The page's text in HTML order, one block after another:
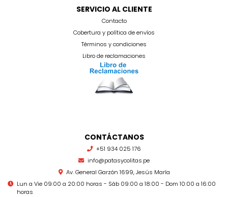
SERVICIO AL CLIENTE
Contacto
Cobertura y política de envíos
Términos y condiciones
Libro de reclamaciones
CONTÁCTANOS
+51 934 025 176
info@patasycolitas.pe
Av. General Garzón 1699, Jesús María
Lun a Vie 09:00 a 20:00 horas - Sáb 09:00 a 18:00 - Dom 10:00 a 16:00
horas